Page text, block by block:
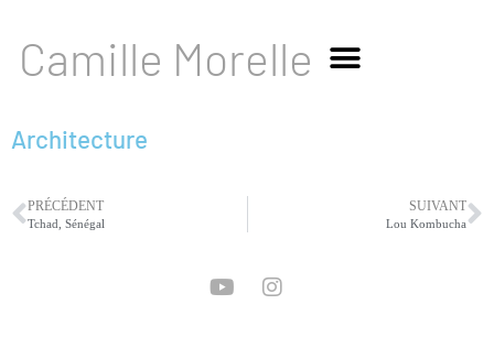
Camille Morelle
Architecture
PRÉCÉDENT
Tchad, Sénégal
SUIVANT
Lou Kombucha